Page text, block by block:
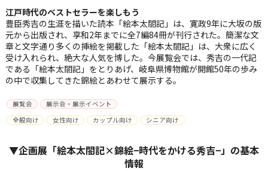
江戸時代のベストセラーを楽しもう
豊臣秀吉の生涯を描いた読本「絵本太閤記」は、寛政9年に大坂の版
元から出版され、享和2年までに全7編84冊が刊行された。簡潔な文
章と文字通り多くの挿絵を掲載した「絵本太閤記」は、大衆に広く
受け入れられ、絶大な人気を博した。今展覧会では、秀吉の一代記
である「絵本太閤記」をとりあげ、岐阜県博物館が開館50年の歩み
の中で収集してきた錦絵とあわせて展示する。
展覧会
展示会・展示イベント
全般向け
女性向け カップル向け シニア向け
▼企画展「絵本太閤記×錦絵−時代をかける秀吉−」の基本
情報